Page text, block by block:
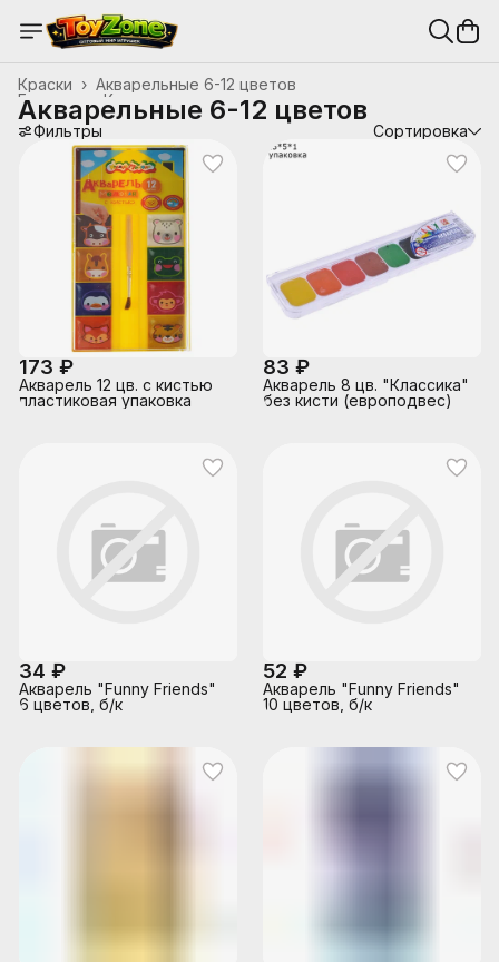
Акварельные 6-12 цветов
Краски ›
Канцтовары, школьные принадлежности
Главная
Акварельные 6-12 цветов
Фильтры Сортировка
173 ₽
Акварель 12 цв. с кистью
пластиковая упаковка
83 ₽
Акварель 8 цв. "Классика"
без кисти (европодвес)
34 ₽
Акварель "Funny Friends"
6 цветов, б/к
52 ₽
Акварель "Funny Friends"
10 цветов, б/к